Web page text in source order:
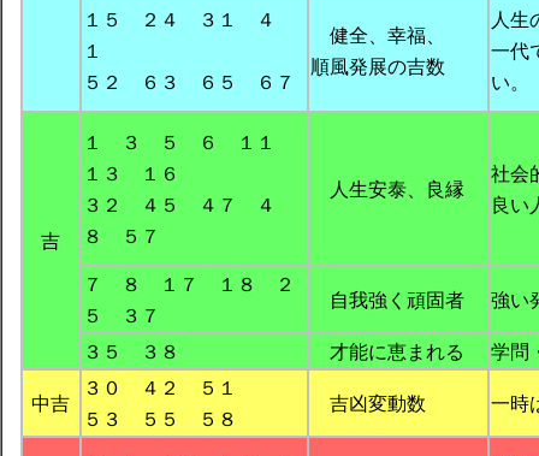
１５ ２４ ３１ ４
１
５２ ６３ ６５ ６７
健全、幸福、
順風発展の吉数
人生
一代
い。
吉
１ ３ ５ ６ １１
１３ １６
３２ ４５ ４７ ４
８ ５７
人生安泰、良縁
社会
良い
７ ８ １７ １８ ２
５ ３７
自我強く頑固者 強い
３５ ３８ 才能に恵まれる 学問
中吉
３０ ４２ ５１
５３ ５５ ５８
吉凶変動数 一時